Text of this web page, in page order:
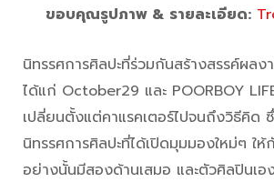
ขอบคุณรูปภาพ & รายละเอียด:
นิทรรศการศิลปะที่ร่วมกันสร้างสรรค์ผล
ได้แก่ October29 และ POORBOY
เปลี่ยนตั้งแต่คาแรคเตอร์ไปจนถึงวิธีคิด
นิทรรศการศิลปะที่ได้เปิดมุมมองใหม่ๆ ใ
อย่างนั้นมีสองด้านเสมอ และตัวศิลปินเอ